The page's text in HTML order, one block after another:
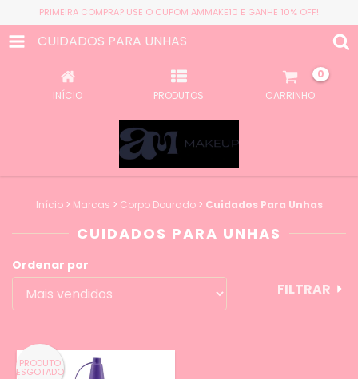
PRIMEIRA COMPRA? USE O CUPOM AMMAKE10 E GANHE 10% OFF!
CUIDADOS PARA UNHAS
INÍCIO PRODUTOS CARRINHO
0
Início > Marcas > Corpo Dourado > Cuidados Para Unhas
CUIDADOS PARA UNHAS
Ordenar por
FILTRAR
PRODUTO
ESGOTADO